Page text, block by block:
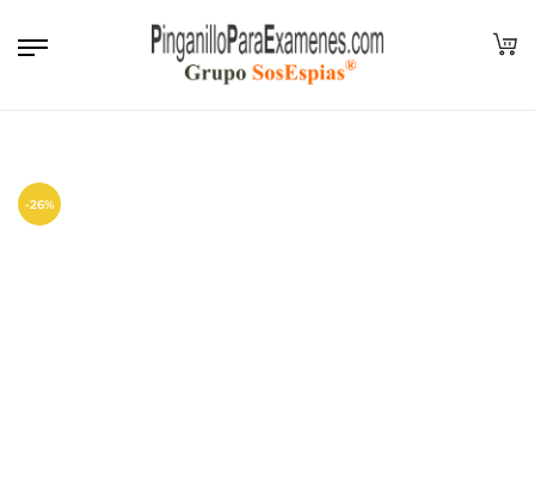
-26%